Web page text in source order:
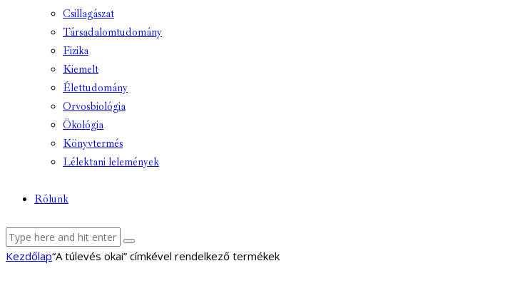
Csillagászat
Társadalomtudomány
Fizika
Kiemelt
Élettudomány
Orvosbiológia
Ökológia
Könyvtermés
Lélektani lelemények
Rólunk
facebook-
youtube-
email
Kezdőlap“A túlevés okai” címkével rendelkező termékek